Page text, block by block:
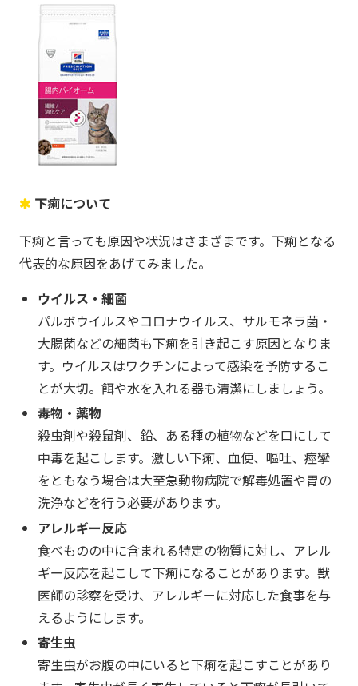
下痢について
下痢と言っても原因や状況はさまざまです。下痢となる
代表的な原因をあげてみました。
ウイルス・細菌
パルボウイルスやコロナウイルス、サルモネラ菌・
大腸菌などの細菌も下痢を引き起こす原因となりま
す。ウイルスはワクチンによって感染を予防するこ
とが大切。餌や水を入れる器も清潔にしましょう。
毒物・薬物
殺虫剤や殺鼠剤、鉛、ある種の植物などを口にして
中毒を起こします。激しい下痢、血便、嘔吐、痙攣
をともなう場合は大至急動物病院で解毒処置や胃の
洗浄などを行う必要があります。
アレルギー反応
食べものの中に含まれる特定の物質に対し、アレル
ギー反応を起こして下痢になることがあります。獣
医師の診察を受け、アレルギーに対応した食事を与
えるようにします。
寄生虫
寄生虫がお腹の中にいると下痢を起こすことがあり